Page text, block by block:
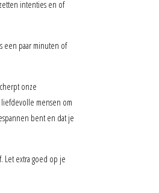
intenties en of
een paar minuten of
onze
mensen om
bent en dat je
Let extra goed op je